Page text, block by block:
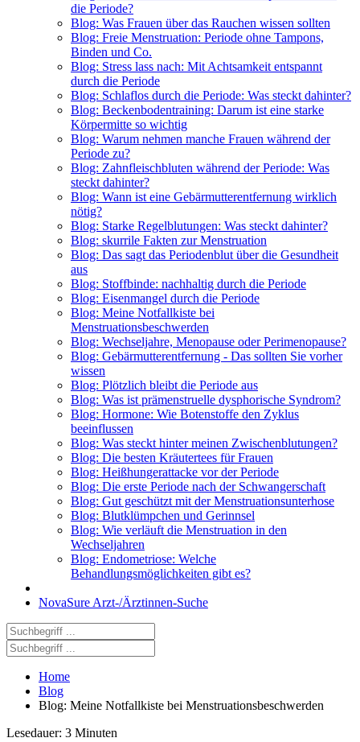
die Periode?
Blog: Was Frauen über das Rauchen wissen sollten
Blog: Freie Menstruation: Periode ohne Tampons,
Binden und Co.
Blog: Stress lass nach: Mit Achtsamkeit entspannt
durch die Periode
Blog: Schlaflos durch die Periode: Was steckt dahinter?
Blog: Beckenbodentraining: Darum ist eine starke
Körpermitte so wichtig
Blog: Warum nehmen manche Frauen während der
Periode zu?
Blog: Zahnfleischbluten während der Periode: Was
steckt dahinter?
Blog: Wann ist eine Gebärmutterentfernung wirklich
nötig?
Blog: Starke Regelblutungen: Was steckt dahinter?
Blog: skurrile Fakten zur Menstruation
Blog: Das sagt das Periodenblut über die Gesundheit
aus
Blog: Stoffbinde: nachhaltig durch die Periode
Blog: Eisenmangel durch die Periode
Blog: Meine Notfallkiste bei
Menstruationsbeschwerden
Blog: Wechseljahre, Menopause oder Perimenopause?
Blog: Gebärmutterentfernung - Das sollten Sie vorher
wissen
Blog: Plötzlich bleibt die Periode aus
Blog: Was ist prämenstruelle dysphorische Syndrom?
Blog: Hormone: Wie Botenstoffe den Zyklus
beeinflussen
Blog: Was steckt hinter meinen Zwischenblutungen?
Blog: Die besten Kräutertees für Frauen
Blog: Heißhungerattacke vor der Periode
Blog: Die erste Periode nach der Schwangerschaft
Blog: Gut geschützt mit der Menstruationsunterhose
Blog: Blutklümpchen und Gerinnsel
Blog: Wie verläuft die Menstruation in den
Wechseljahren
Blog: Endometriose: Welche
Behandlungsmöglichkeiten gibt es?
NovaSure Arzt-/Ärztinnen-Suche
Home
Blog
Blog: Meine Notfallkiste bei Menstruationsbeschwerden
Lesedauer: 3 Minuten